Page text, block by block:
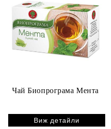
Чай Биопрограма Мента
Виж детайли